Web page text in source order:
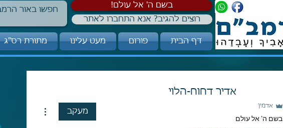
!בשם ה' אל עולם
רוצים להגיב? אנא התחברו לאתר
דף הבית פורום מעט עלינו מתורת רס"ג
אדיר דחוח-הלוי
אדמין
בשם ה' אל עולם
מעקב